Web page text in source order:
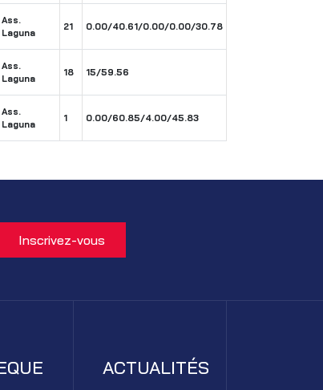
Ass.
Laguna
21 0.00/40.61/0.00/0.00/30.78
Ass.
Laguna
18 15/59.56
Ass.
Laguna
1 0.00/60.85/4.00/45.83
ACTUALITÉS